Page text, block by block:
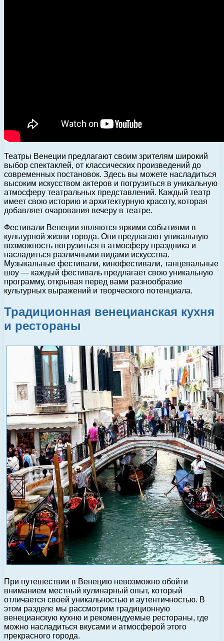
Театры Венеции предлагают своим зрителям широкий
выбор спектаклей, от классических произведений до
современных постановок. Здесь вы можете насладиться
высоким искусством актеров и погрузиться в уникальную
атмосферу театральных представлений. Каждый театр
имеет свою историю и архитектурную красоту, которая
добавляет очарования вечеру в театре.
Фестивали Венеции являются яркими событиями в
культурной жизни города. Они предлагают уникальную
возможность погрузиться в атмосферу праздника и
насладиться различными видами искусства.
Музыкальные фестивали, кинофестивали, танцевальные
шоу — каждый фестиваль предлагает свою уникальную
программу, открывая перед вами разнообразие
культурных выражений и творческого потенциала.
Традиционная венецианская кухня
и рестораны
При путешествии в Венецию невозможно обойти
вниманием местный кулинарный опыт, который
отличается своей уникальностью и аутентичностью. В
этом разделе мы рассмотрим традиционную
венецианскую кухню и рекомендуемые рестораны, где
можно насладиться вкусами и атмосферой этого
прекрасного города.